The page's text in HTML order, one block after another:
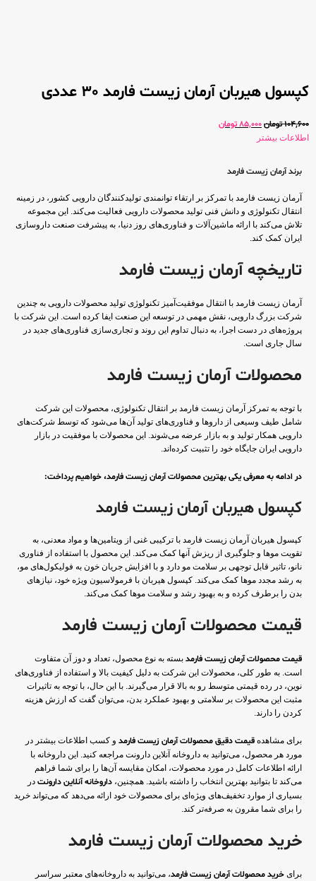
کپسول هیربان آرمان زیست فارمد 30 عددی
104,600تومان85,000تومان
اطلاعات بیشتر
برند آرمان زیست فارمد
آرمان زیست فارمد با تمرکز بر ارتقاء توانمندی تولیدکنندگان دارویی کشور، در زمینه
انتقال تکنولوژی و دانش فنی تولید محصولات دارویی فعالیت می‌کند. این مجموعه
تلاش می‌کند با ارائه ماشین‌آلات و فناوری‌های روز دنیا، به پیشرفت صنعت داروسازی
ایران کمک کند.
تاریخچه آرمان زیست فارمد
آرمان زیست فارمد با انتقال موفقیت‌آمیز تکنولوژی تولید محصولات دارویی به چندین
شرکت بزرگ دارویی، نقش مهمی در توسعه این صنعت ایفا کرده است. این شرکت با
پروژه‌های در دست اجرا، به دنبال تداوم این روند و تجاری‌سازی فناوری‌های جدید در
سال جاری است.
محصولات آرمان زیست فارمد
با توجه به تمرکز آرمان زیست فارمد بر انتقال تکنولوژی، محصولات این شرکت
شامل طیف وسیعی از داروها و فناوری‌های تولید آن‌ها می‌شود که توسط شرکت‌های
دارویی همکار تولید و به بازار عرضه می‌شوند. این محصولات با موفقیت در بازار
دارویی ایران جایگاه خود را تثبیت کرده‌اند.
در ادامه به معرفی یکی بهترین محصولات آرمان زیست فارمد، خواهیم پرداخت:
کپسول هیربان آرمان زیست فارمد
کپسول هیربان آرمان زیست فارمد با ترکیبی غنی از ویتامین‌ها و مواد معدنی، به
تقویت موها و جلوگیری از ریزش آنها کمک می‌کند. این محصول با استفاده از فناوری
نانو، تاثیر قابل توجهی بر سلامت مو دارد و با افزایش جریان خون به فولیکول‌های مو،
به رشد مجدد موها کمک می‌کند. کپسول هیربان با فرمولاسیون ویژه خود، نیازهای
بدن را برطرف کرده و به بهبود رشد و سلامت موها کمک می‌کند.
قیمت محصولات آرمان زیست فارمد
قیمت محصولات آرمان زیست فارمد بسته به نوع محصول، تعداد و دوز آن متفاوت
است. به طور کلی، محصولات این شرکت به دلیل کیفیت بالا و استفاده از فناوری‌های
نوین، در رده قیمتی متوسط رو به بالا قرار می‌گیرند. با این حال، با توجه به تاثیرات
مثبت این محصولات بر سلامتی و بهبود عملکرد بدن، می‌توان گفت که ارزش هزینه
کردن را دارند.
برای مشاهده قیمت دقیق محصولات آرمان زیست فارمد و کسب اطلاعات بیشتر در
مورد هر محصول، می‌توانید به داروخانه آنلاین دارونت مراجعه کنید. این داروخانه با
ارائه اطلاعات کامل در مورد محصولات، امکان مقایسه آن‌ها را برای شما فراهم
می‌کند تا بتوانید بهترین انتخاب را داشته باشید. همچنین، داروخانه آنلاین دارونت در
بسیاری از موارد تخفیف‌های ویژه‌ای برای محصولات خود ارائه می‌دهد که می‌تواند خرید
را برای شما مقرون به صرفه‌تر کند.
خرید محصولات آرمان زیست فارمد
برای خرید محصولات آرمان زیست فارمد، می‌توانید به داروخانه‌های معتبر سراسر